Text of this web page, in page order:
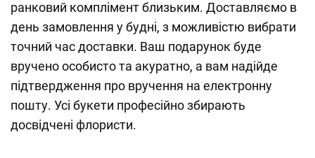
ранковий комплімент близьким. Доставляємо в
день замовлення у будні, з можливістю вибрати
точний час доставки. Ваш подарунок буде
вручено особисто та акуратно, а вам надійде
підтвердження про вручення на електронну
пошту. Усі букети професійно збирають
досвідчені флористи.